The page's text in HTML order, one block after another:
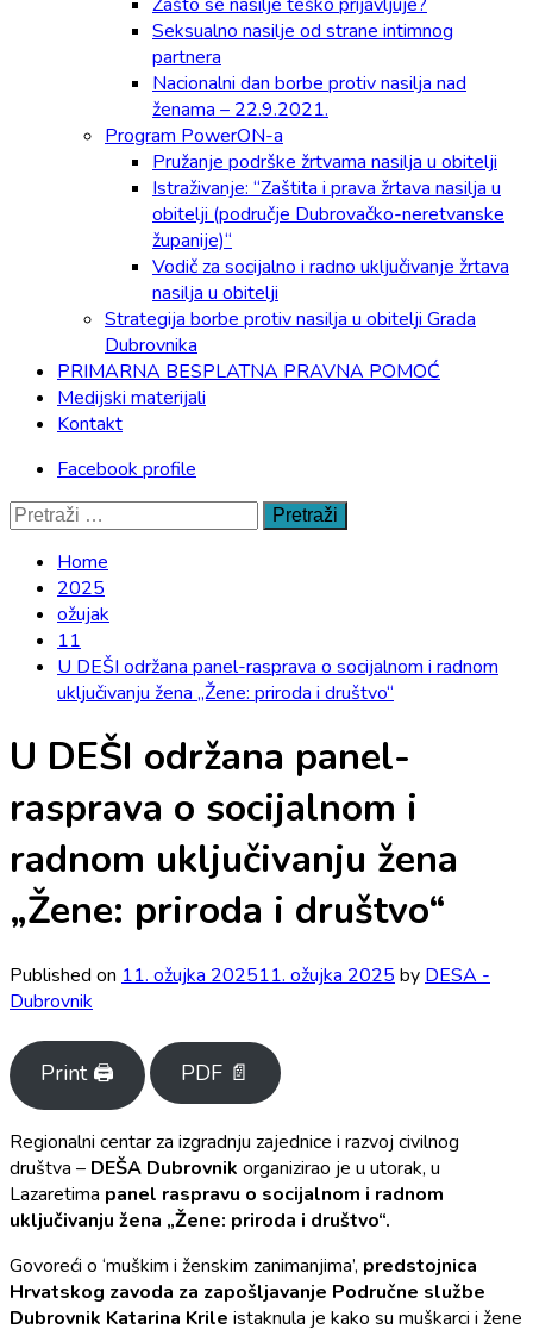
Seksualno nasilje od strane intimnog
partnera
Nacionalni dan borbe protiv nasilja nad
ženama – 22.9.2021.
Program PowerON-a
Pružanje podrške žrtvama nasilja u obitelji
Istraživanje: “Zaštita i prava žrtava nasilja u
obitelji (područje Dubrovačko-neretvanske
županije)“
Vodič za socijalno i radno uključivanje žrtava
nasilja u obitelji
Strategija borbe protiv nasilja u obitelji Grada
Dubrovnika
PRIMARNA BESPLATNA PRAVNA POMOĆ
Medijski materijali
Kontakt
Facebook profile
Pretraži:
Home
2025
ožujak
11
U DEŠI održana panel-rasprava o socijalnom i radnom
uključivanju žena „Žene: priroda i društvo“
U DEŠI održana panel-
rasprava o socijalnom i
radnom uključivanju žena
„Žene: priroda i društvo“
Published on 11. ožujka 202511. ožujka 2025 by DESA -
Dubrovnik
Print 🖨 PDF 📄
Regionalni centar za izgradnju zajednice i razvoj civilnog
društva – DEŠA Dubrovnik organizirao je u utorak, u
Lazaretima panel raspravu o socijalnom i radnom
uključivanju žena „Žene: priroda i društvo“.
Govoreći o ‘muškim i ženskim zanimanjima’, predstojnica
Hrvatskog zavoda za zapošljavanje Područne službe
Dubrovnik Katarina Krile istaknula je kako su muškarci i žene